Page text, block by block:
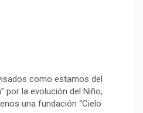
como estamos del
por la evolución del Niño,
una fundación “Cielo